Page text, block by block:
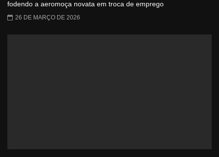
fodendo a aeromoça novata em troca de emprego
26 DE MARÇO DE 2026